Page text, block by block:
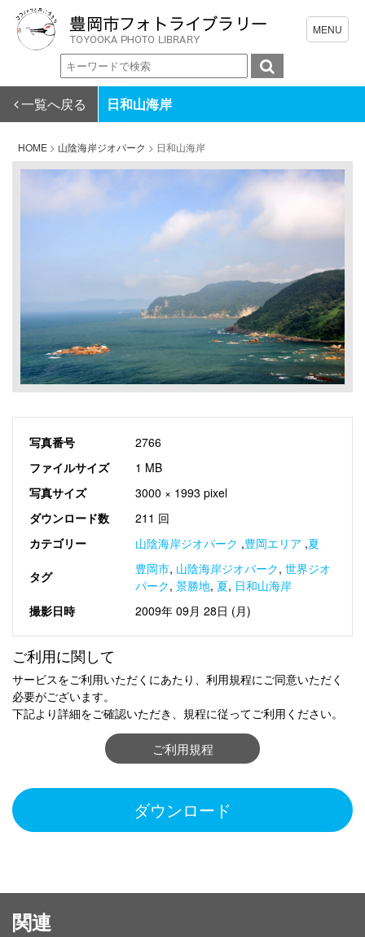
一覧へ戻る 日和山海岸
HOME > 山陰海岸ジオパーク > 日和山海岸
写真番号
2766
ファイルサイズ
1 MB
写真サイズ
3000 × 1993 pixel
ダウンロード数
211 回
カテゴリー
山陰海岸ジオパーク ,豊岡エリア ,夏
タグ 豊岡市, 山陰海岸ジオパーク, 世界ジオ
パーク, 景勝地, 夏, 日和山海岸
撮影日時
2009年 09月 28日 (月)
ご利用に関して
サービスをご利用いただくにあたり、利用規程にご同意いただく
必要がございます。
下記より詳細をご確認いただき、規程に従ってご利用ください。
ご利用規程
ダウンロード
関連